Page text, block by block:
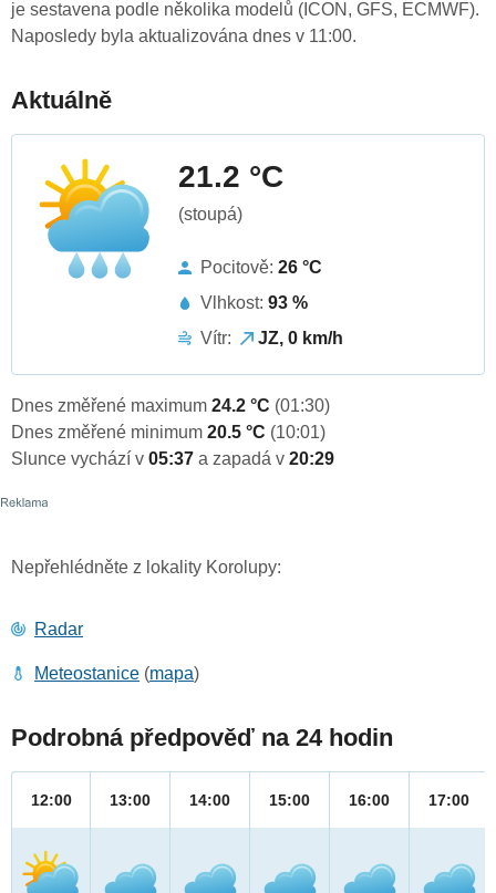
je sestavena podle několika modelů (ICON, GFS, ECMWF).
Naposledy byla aktualizována dnes v 11:00.
Aktuálně
21.2 °C
(stoupá)
Pocitově: 26 °C
Vlhkost: 93 %
Vítr:
JZ, 0 km/h
Dnes změřené maximum 24.2 °C (01:30)
Dnes změřené minimum 20.5 °C (10:01)
Slunce vychází v 05:37 a zapadá v 20:29
Nepřehlédněte z lokality Korolupy:
Radar
Meteostanice (mapa)
Podrobná předpověď na 24 hodin
12:00 13:00 14:00 15:00 16:00 17:00